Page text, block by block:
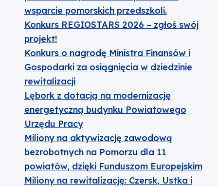
wsparcie pomorskich przedszkoli.
Konkurs REGIOSTARS 2026 – zgłoś swój
projekt!
Konkurs o nagrodę Ministra Finansów i
Gospodarki za osiągnięcia w dziedzinie
rewitalizacji
Lębork z dotacją na modernizację
energetyczną budynku Powiatowego
Urzędu Pracy
Miliony na aktywizację zawodową
bezrobotnych na Pomorzu dla 11
powiatów, dzięki Funduszom Europejskim
Miliony na rewitalizację: Czersk, Ustka i